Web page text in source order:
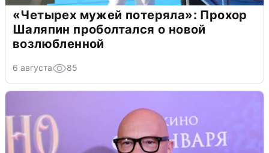
«Четырех мужей потеряла»: Прохор
Шаляпин проболтался о новой
возлюбленной
6 августа 85